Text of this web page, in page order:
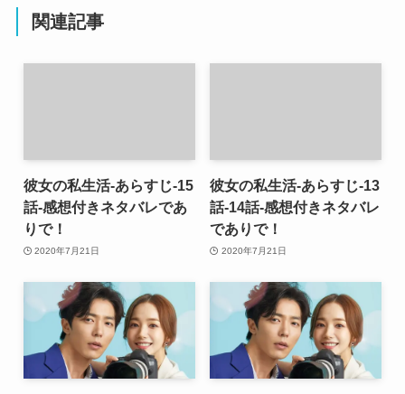
関連記事
彼女の私生活-あらすじ-15
話-感想付きネタバレであ
りで！
2020年7月21日
彼女の私生活-あらすじ-13
話-14話-感想付きネタバレ
でありで！
2020年7月21日